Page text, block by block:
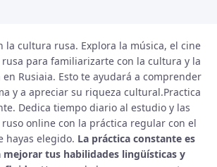
la cultura rusa. Explora la música, el cine
para familiarizarte con la cultura y la
Rusiaia. Esto te ayudará a comprender
y a apreciar su riqueza cultural.Practica
Dedica tiempo diario al estudio y las
ruso online con la práctica regular con el
hayas elegido. La práctica constante es
mejorar tus habilidades lingüísticas y